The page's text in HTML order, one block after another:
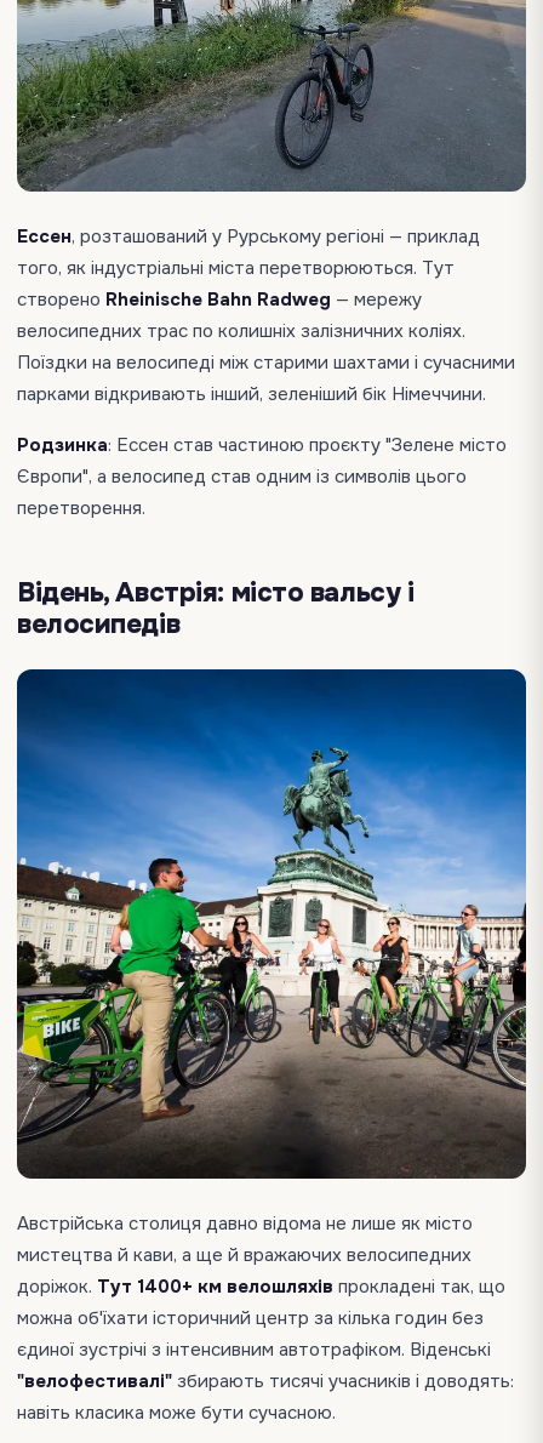
Ессен, розташований у Рурському регіоні — приклад
того, як індустріальні міста перетворюються. Тут
створено Rheinische Bahn Radweg — мережу
велосипедних трас по колишніх залізничних коліях.
Поїздки на велосипеді між старими шахтами і сучасними
парками відкривають інший, зеленіший бік Німеччини.
Родзинка: Ессен став частиною проєкту "Зелене місто
Європи", а велосипед став одним із символів цього
перетворення.
Відень, Австрія: місто вальсу і
велосипедів
Австрійська столиця давно відома не лише як місто
мистецтва й кави, а ще й вражаючих велосипедних
доріжок. Тут 1400+ км велошляхів прокладені так, що
можна об'їхати історичний центр за кілька годин без
єдиної зустрічі з інтенсивним автотрафіком. Віденські
"велофестивалі" збирають тисячі учасників і доводять:
навіть класика може бути сучасною.